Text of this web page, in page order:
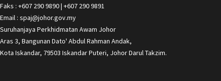
Faks : +607 290 9890 | +607 290 9891
Email : spaj@johor.gov.my
Suruhanjaya Perkhidmatan Awam Johor
Aras 3, Bangunan Dato' Abdul Rahman Andak,
Kota Iskandar, 79503 Iskandar Puteri, Johor Darul Takzim.